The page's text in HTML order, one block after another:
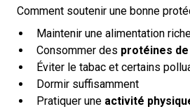
Comment soutenir une bonne
Maintenir une alimentation
Consommer des protéines
Éviter le tabac et certains
Dormir suffisamment
Pratiquer une activité